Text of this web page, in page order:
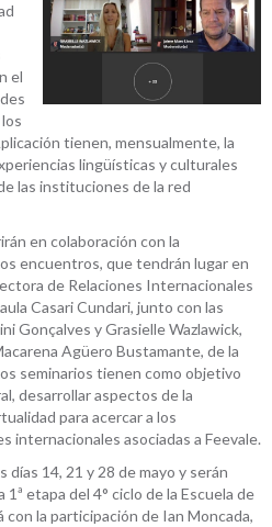
el
tienen, mensualmente, la
lingüísticas y culturales
las instituciones de la red
en colaboración con la
encuentros, que tendrán lugar en
de Relaciones Internacionales
Casari Cundari, junto con las
Gonçalves y Grasielle Wazlawick,
Agüero Bustamante, de la
seminarios tienen como objetivo
desarrollar aspectos de la
para acercar a los
internacionales asociadas a Feevale.
14, 21 y 28 de mayo y serán
etapa del 4° ciclo de la Escuela de
la participación de Ian Moncada,